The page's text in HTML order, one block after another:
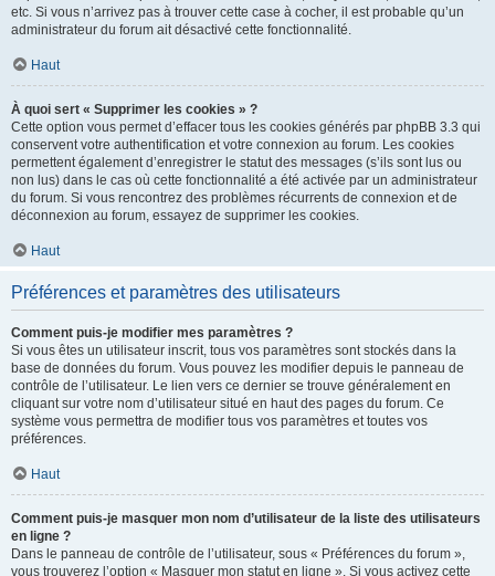
etc. Si vous n’arrivez pas à trouver cette case à cocher, il est probable qu’un
administrateur du forum ait désactivé cette fonctionnalité.
Haut
À quoi sert « Supprimer les cookies » ?
Cette option vous permet d’effacer tous les cookies générés par phpBB 3.3 qui
conservent votre authentification et votre connexion au forum. Les cookies
permettent également d’enregistrer le statut des messages (s’ils sont lus ou
non lus) dans le cas où cette fonctionnalité a été activée par un administrateur
du forum. Si vous rencontrez des problèmes récurrents de connexion et de
déconnexion au forum, essayez de supprimer les cookies.
Haut
Préférences et paramètres des utilisateurs
Comment puis-je modifier mes paramètres ?
Si vous êtes un utilisateur inscrit, tous vos paramètres sont stockés dans la
base de données du forum. Vous pouvez les modifier depuis le panneau de
contrôle de l’utilisateur. Le lien vers ce dernier se trouve généralement en
cliquant sur votre nom d’utilisateur situé en haut des pages du forum. Ce
système vous permettra de modifier tous vos paramètres et toutes vos
préférences.
Haut
Comment puis-je masquer mon nom d’utilisateur de la liste des utilisateurs
en ligne ?
Dans le panneau de contrôle de l’utilisateur, sous « Préférences du forum »,
vous trouverez l’option « Masquer mon statut en ligne ». Si vous activez cette